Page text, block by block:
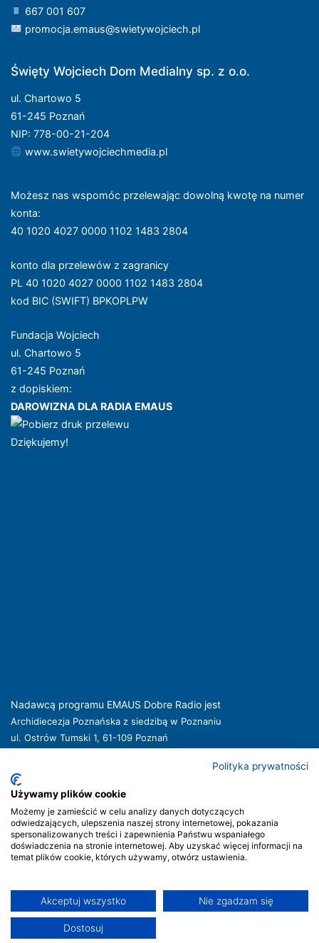
667 001 607
promocja.emaus@swietywojciech.pl
Święty Wojciech Dom Medialny sp. z o.o.
ul. Chartowo 5
61-245 Poznań
NIP: 778-00-21-204
www.swietywojciechmedia.pl
Możesz nas wspomóc przelewając dowolną kwotę na numer
konta:
40 1020 4027 0000 1102 1483 2804
konto dla przelewów z zagranicy
PL 40 1020 4027 0000 1102 1483 2804
kod BIC (SWIFT) BPKOPLPW
Fundacja Wojciech
ul. Chartowo 5
61-245 Poznań
z dopiskiem:
DAROWIZNA DLA RADIA EMAUS
Dziękujemy!
Nadawcą programu EMAUS Dobre Radio jest
Archidiecezja Poznańska z siedzibą w Poznaniu
ul. Ostrów Tumski 1, 61-109 Poznań
Nadawca oferuje usługi medialne obejmujące rozpowszechnianie programu
radiowego pod nazwą EMAUS Dobre Radio oraz prowadzenie portalu
internetową Nadawcy.
Nadawca podlega jurysdykcji polskiej. Organem właściwym w sprawach
radiofonii i telewizji jest Krajowa Rada Radiofonii i Telewizji.
Prawa autorskie © Radio Emaus | Strona stworzona przez
INDICO+
Polityka prywatności
Używamy plików cookie
Możemy je zamieścić w celu analizy danych dotyczących
odwiedzających, ulepszenia naszej strony internetowej, pokazania
spersonalizowanych treści i zapewnienia Państwu wspaniałego
doświadczenia na stronie internetowej. Aby uzyskać więcej informacji na
temat plików cookie, których używamy, otwórz ustawienia.
Akceptuj wszystko Nie zgadzam się
Dostosuj